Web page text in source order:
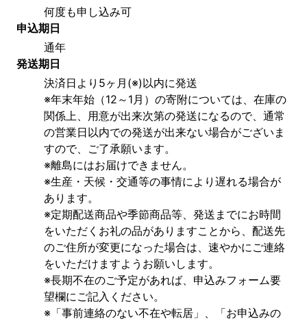
何度も申し込み可
申込期日
通年
発送期日
決済日より5ヶ月(※)以内に発送
※年末年始（12～1月）の寄附については、在庫の
関係上、用意が出来次第の発送になるので、通常
の営業日以内での発送が出来ない場合がございま
すので、ご了承願います。
※離島にはお届けできません。
※生産・天候・交通等の事情により遅れる場合が
あります。
※定期配送商品や季節商品等、発送までにお時間
をいただくお礼の品がありますことから、配送先
のご住所が変更になった場合は、速やかにご連絡
をいただけますようお願いします。
※長期不在のご予定があれば、申込みフォーム要
望欄にご記入ください。
※「事前連絡のない不在や転居」、「お申込みの